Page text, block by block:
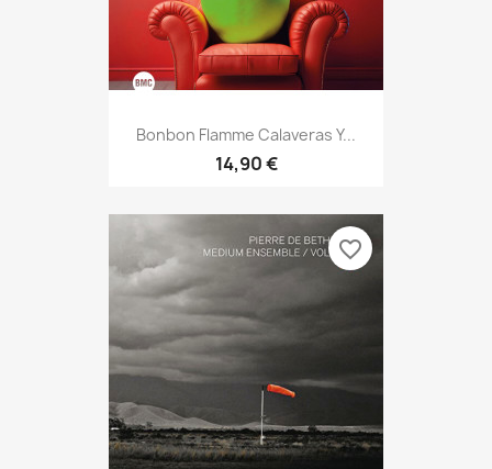
Bonbon Flamme Calaveras Y...
14,90 €
favorite_border